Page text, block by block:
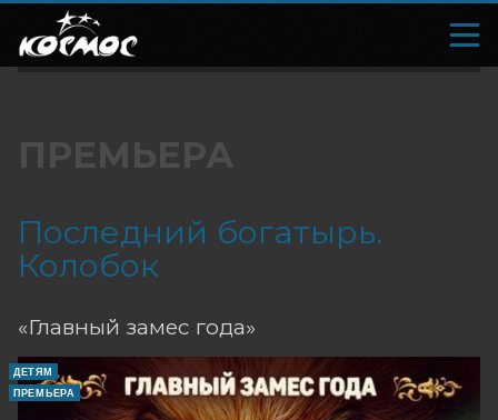
ПРЕМЬЕРА
Последний богатырь.
Колобок
«Главный замес года»
ДЕТЯМ
ПРЕМЬЕРА